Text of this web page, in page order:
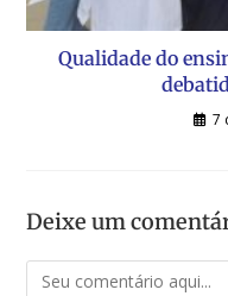
Qualidade do
7
Deixe um